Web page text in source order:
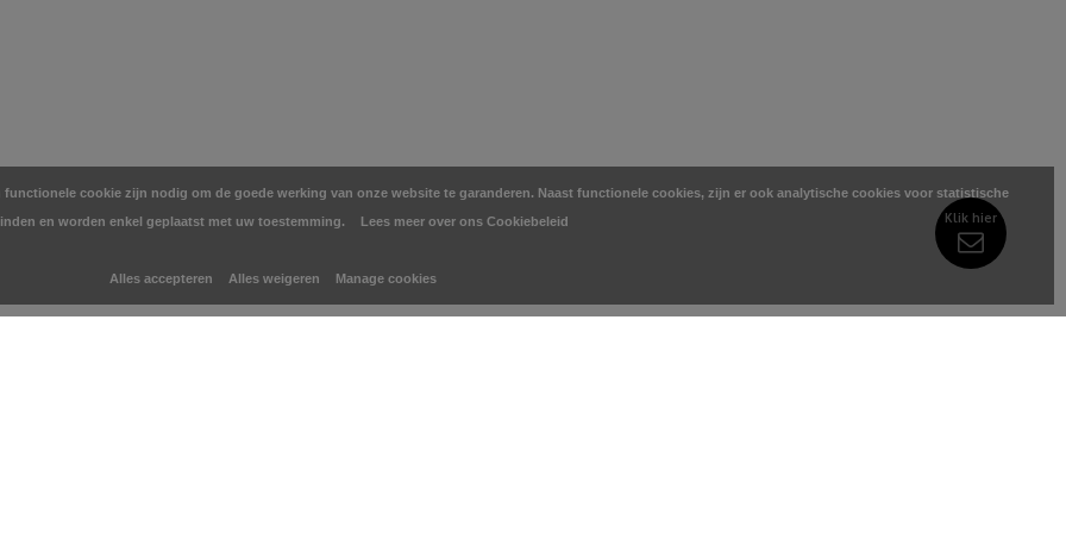
Klik hier
cookie zijn nodig om de goede werking van onze website te garanderen. Naast functionele cookies, zijn er ook analytische cookies voor statistische
en worden enkel geplaatst met uw toestemming.
Lees meer over ons Cookiebeleid
Alles accepteren Alles weigeren Manage cookies